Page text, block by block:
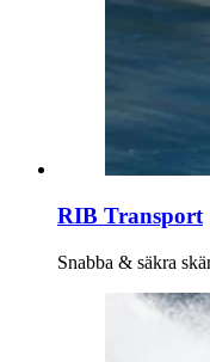
RIB Transport
Snabba & säkra